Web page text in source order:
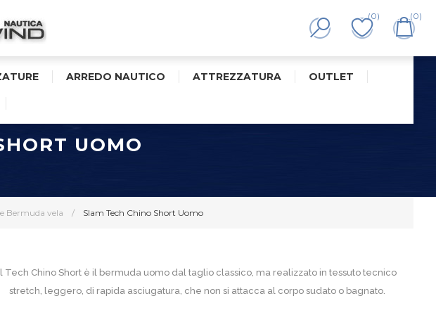
(0) (0)
ARREDO NAUTICO ATTREZZATURA OUTLET
Bermuda vela / Slam Tech Chino Short Uomo
UOMO
Tech Chino Short è il bermuda uomo dal taglio classico, ma realizzato in tessuto tecnico
stretch, leggero, di rapida asciugatura, che non si attacca al corpo sudato o bagnato.